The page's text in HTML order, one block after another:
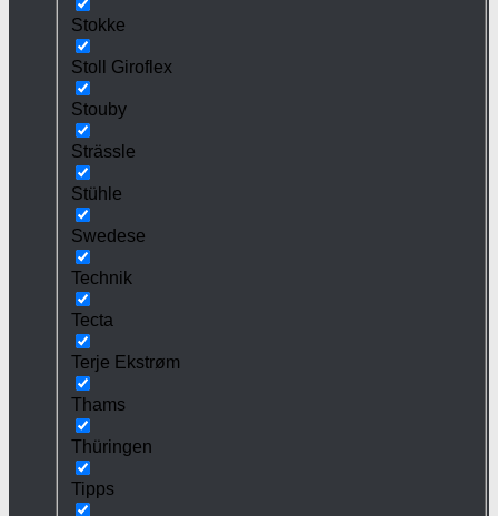
Stokke
Stoll Giroflex
Stouby
Strässle
Stühle
Swedese
Technik
Tecta
Terje Ekstrøm
Thams
Thüringen
Tipps